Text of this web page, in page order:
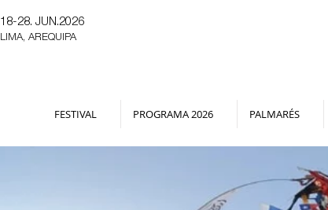
18-28. JUN.2026
LIMA, AREQUIPA
FESTIVAL PROGRAMA 2026 PALMARÉS